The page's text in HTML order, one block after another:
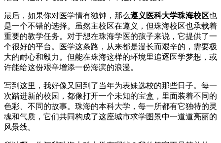
最后，如果你对医学情有独钟，那么遵义医科大学珠海校区也
是一个不错的选择。虽然主校区在遵义，但珠海校区也承载着
重要的教学任务。对于想在珠海学医的孩子来说，它提供了一
个很好的平台。医学这条路，从来都是漫长而艰辛的，需要极
大的耐心和毅力。但能在珠海这样的环境里追逐医学梦想，或
许能给这份艰辛增添一份海滨的浪漫。
写到这里，我好像又回到了当年为表妹选校的那些日子。每一
次踏进新的校园，都像打开一个未知的宝盒，里面装着不同的
色彩、不同的故事。珠海的本科大学，每一所都有它独特的灵
魂和气质，它们共同构成了这座城市求学图景中一道道亮丽的
风景线。